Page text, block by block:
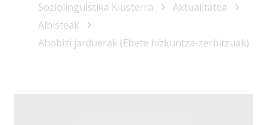
Soziolinguistika Klusterra
Aktualitatea
Albisteak
Ahobizi jarduerak (Ebete hizkuntza-zerbitzuak)